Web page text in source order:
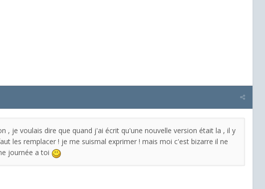
, je voulais dire que quand j'ai écrit qu'une nouvelle version était la , il y
les remplacer ! je me suismal exprimer ! mais moi c'est bizarre il ne
journée a toi